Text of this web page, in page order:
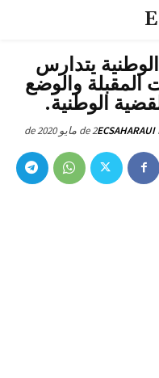
الوطنية يتدارس
المقبلة والوضع
الوطنية.
ECSAHARAUI2 de مايو de 2020